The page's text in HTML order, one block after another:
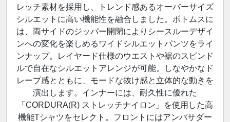
レッチ素材を採用し、トレンド感あるオーバーサイズ
シルエットに高い機能性を融合しました。ボトムスに
は、両サイドのジッパー開閉によりシースルーデザイ
ンへの変化を楽しめるワイドシルエットパンツをライ
ンナップ。レイヤード仕様のウエストや裾のスピンド
ルで自在なシルエットアレンジが可能。しなやかなド
レープ感とともに、モードな抜け感と立体的な動きを
演出します。インナーには、耐久性に優れた
「CORDURA(R) ストレッチナイロン」を使用した高
機能Tシャツをセレクト。フロントにはアンバサダー